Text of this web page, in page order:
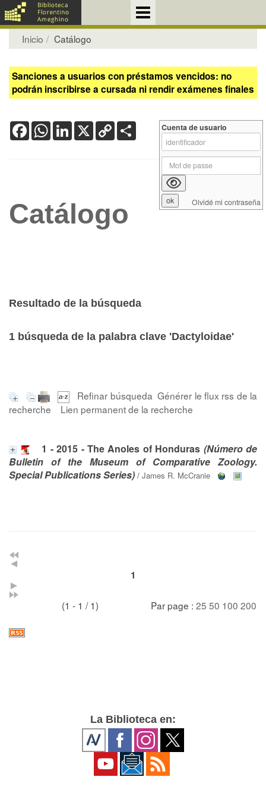
Inicio Catálogo
Sanciones a usuarios con préstamos vencidos: no
podrán inscribirse a cursada ni rendir exámenes finales
FacebookWhatsApp
LinkedIn
X Copy
Link
Catálogo
Resultado de la búsqueda
1 búsqueda de la palabra clave 'Dactyloidae'
Refinar búsqueda Générer le flux rss de la
recherche
Lien permanent de la recherche
1 - 2015 - The Anoles of Honduras (Número de
Bulletin of the Museum of Comparative Zoology.
Special Publications Series) / James R. McCranie
1
(1 - 1 / 1) Par page : 25 50 100 200
Cuenta de usuario
Olvidé mi contraseña
La Biblioteca en: